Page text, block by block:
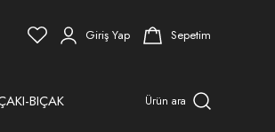
Giriş Yap Sepetim
BIÇAK Ürün ara